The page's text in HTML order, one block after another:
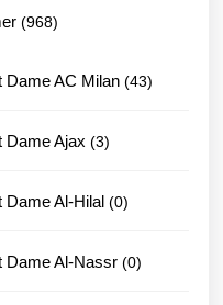
968968
Dame AC Milan 4343
Dame Ajax 33
Dame Al-Hilal 00
Dame Al-Nassr 00